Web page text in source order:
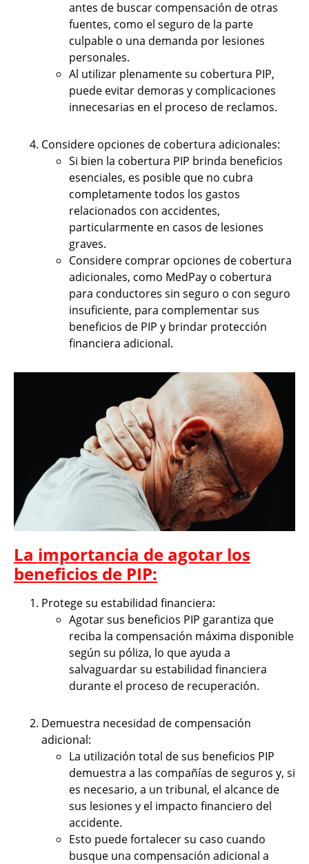
antes de buscar compensación de otras
fuentes, como el seguro de la parte
culpable o una demanda por lesiones
personales.
Al utilizar plenamente su cobertura PIP,
puede evitar demoras y complicaciones
innecesarias en el proceso de reclamos.
Considere opciones de cobertura adicionales:
Si bien la cobertura PIP brinda beneficios
esenciales, es posible que no cubra
completamente todos los gastos
relacionados con accidentes,
particularmente en casos de lesiones
graves.
Considere comprar opciones de cobertura
adicionales, como MedPay o cobertura
para conductores sin seguro o con seguro
insuficiente, para complementar sus
beneficios de PIP y brindar protección
financiera adicional.
La importancia de agotar los
beneficios de PIP:
Protege su estabilidad financiera:
Agotar sus beneficios PIP garantiza que
reciba la compensación máxima disponible
según su póliza, lo que ayuda a
salvaguardar su estabilidad financiera
durante el proceso de recuperación.
Demuestra necesidad de compensación
adicional:
La utilización total de sus beneficios PIP
demuestra a las compañías de seguros y, si
es necesario, a un tribunal, el alcance de
sus lesiones y el impacto financiero del
accidente.
Esto puede fortalecer su caso cuando
busque una compensación adicional a